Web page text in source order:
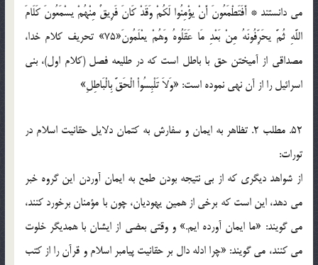
مي دانستند * أَفَتَطْمَعُونَ أَنْ يؤْمِنُوا لَكُمْ وَقَدْ كَانَ فَرِيقٌ مِنْهُمْ يسْمَعُونَ كَلَامَ
اللَّهِ ثُمَّ يحَرِّفُونَهُ مِنْ بَعْدِ مَا عَقَلُوهُ وَهُمْ يعْلَمُونَ«75» تحريف کلام خدا،
مصداقي از آميختن حق با باطل است که در طليعه فصل (کلام اول)، بني
اسرائيل را از آن نهي نموده است: «وَلاَ تَلْبِسُواْ الْحَقَّ بِالْبَاطِلِ»
52. مطلب 2. تظاهر به ايمان و سفارش به کتمان دلايل حقانيت اسلام در
تورات:
از شواهد ديگري که از بي نتيجه بودن طمع به ايمان آوردن اين گروه خبر
مي دهد، اين است که برخي از همين يهوديان، چون با مؤمنان برخورد کنند،
مي گويند: «ما ايمان آورده ايم.» و وقتي بعضي از ايشان با همديگر خلوت
مي کنند، مي گويند: «چرا ادله دال بر حقانيت پيامبر اسلام و قرآن را از کتب